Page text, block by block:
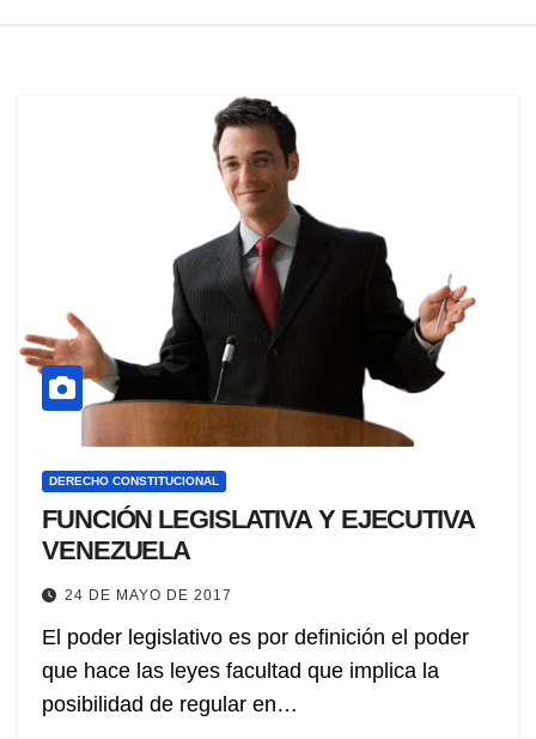
DERECHO CONSTITUCIONAL
FUNCIÓN LEGISLATIVA Y EJECUTIVA
VENEZUELA
24 DE MAYO DE 2017
El poder legislativo es por definición el poder
que hace las leyes facultad que implica la
posibilidad de regular en…